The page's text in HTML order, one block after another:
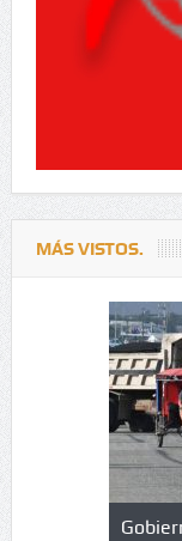
MÁS VISTOS.
de